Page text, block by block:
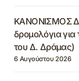
ΚΑΝΟΝΙΣΜΟΣ
δρομολόγια για
του Δ. Δράμας)
6 Αυγούστου 2026